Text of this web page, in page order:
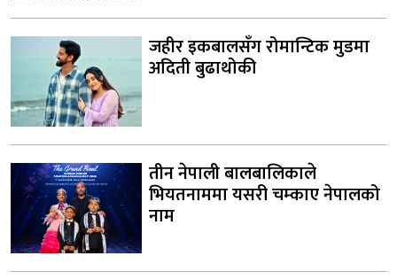
जहीर इकबालसँग रोमान्टिक मुडमा
अदिती बुढाथोकी
तीन नेपाली बालबालिकाले
भियतनाममा यसरी चम्काए नेपालको
नाम